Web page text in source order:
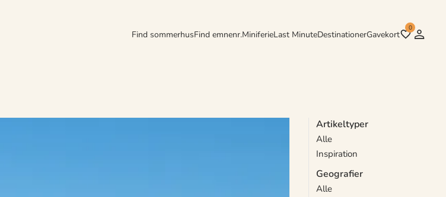
Find sommerhusFind emnenr.MiniferieLast MinuteDestinationerGavekort
0
Artikeltyper
Alle
Inspiration
Geografier
Alle